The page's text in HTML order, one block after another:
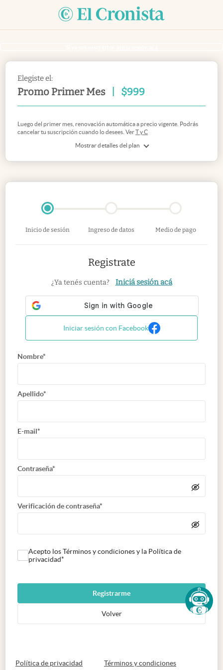
Elegiste el:
Promo Primer Mes $999
Mostrar detalles del plan
Luego del primer mes, renovación automática a precio vigente. Podrás
cancelar tu suscripción cuando lo desees. VerT y C
Inicio de sesión Ingreso de datos Medio de pago
Registrate
¿Ya tenés cuenta? Iniciá sesión acá
Iniciar sesión con Facebook
Nombre*
Apellido*
E-mail*
Contraseña*
Verificación de contraseña*
Acepto los Términos y condiciones y la Política de
privacidad*
Registrarme
Volver
Política de privacidad abre en nueva pestaña
Términos y condicionesabre en nueva